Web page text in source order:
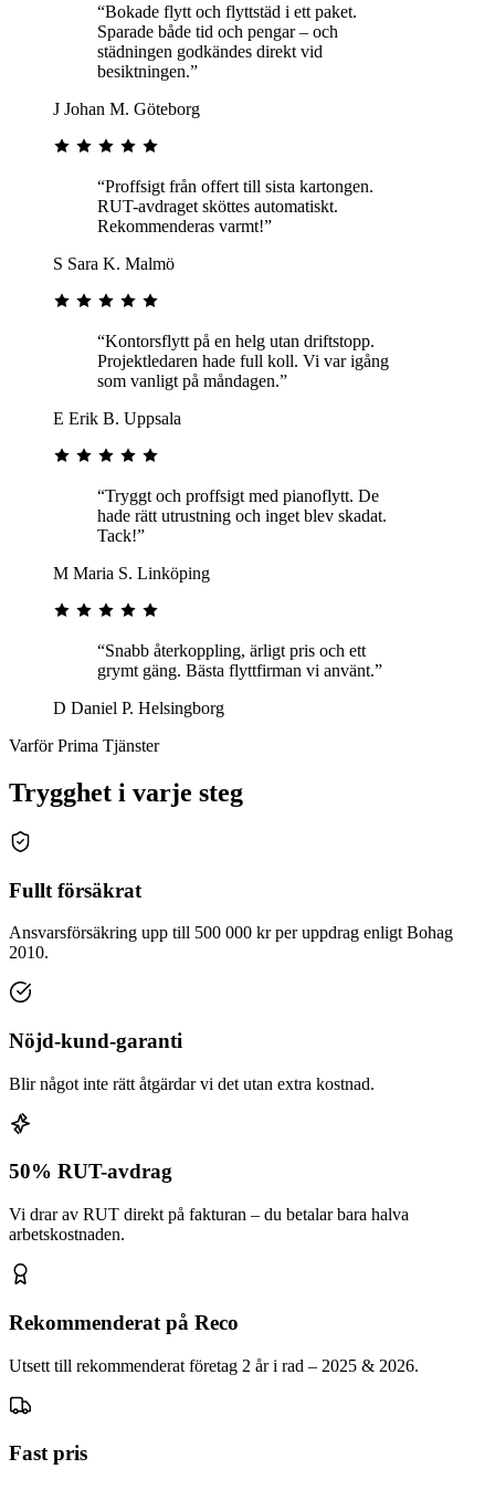
“Bokade flytt och flyttstäd i ett paket.
Sparade både tid och pengar – och
städningen godkändes direkt vid
besiktningen.”
J Johan M. Göteborg
“Proffsigt från offert till sista kartongen.
RUT-avdraget sköttes automatiskt.
Rekommenderas varmt!”
S Sara K. Malmö
“Kontorsflytt på en helg utan driftstopp.
Projektledaren hade full koll. Vi var igång
som vanligt på måndagen.”
E Erik B. Uppsala
“Tryggt och proffsigt med pianoflytt. De
hade rätt utrustning och inget blev skadat.
Tack!”
M Maria S. Linköping
“Snabb återkoppling, ärligt pris och ett
grymt gäng. Bästa flyttfirman vi använt.”
D Daniel P. Helsingborg
Varför Prima Tjänster
Trygghet i varje steg
Fullt försäkrat
Ansvarsförsäkring upp till 500 000 kr per uppdrag enligt Bohag
2010.
Nöjd-kund-garanti
Blir något inte rätt åtgärdar vi det utan extra kostnad.
50% RUT-avdrag
Vi drar av RUT direkt på fakturan – du betalar bara halva
arbetskostnaden.
Rekommenderat på Reco
Utsett till rekommenderat företag 2 år i rad – 2025 & 2026.
Fast pris